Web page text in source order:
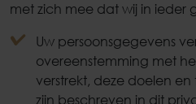
met zich mee dat wij in ieder
Uw persoonsgegevens
overeenstemming met
verstrekt, deze doelen
zijn beschreven in dit